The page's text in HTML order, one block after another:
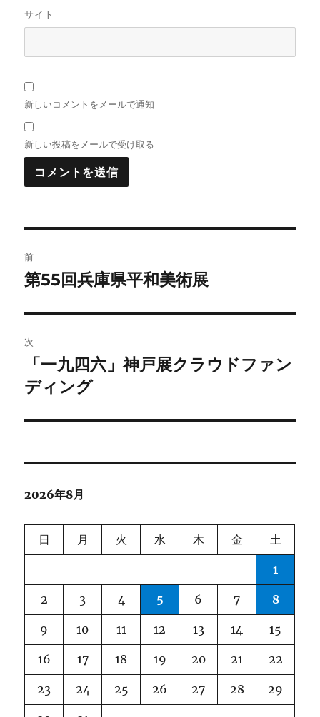
サイト
新しいコメントをメールで通知
新しい投稿をメールで受け取る
稿
ビ
ゲ
ー
シ
前
前
投
稿:
第55回兵庫県平和美術展
次
次
の
稿:
「一九四六」神戸展クラウドファン
ディング
2026年8月
日 月 火 水 木 金 土
1
2 3 4 5 6 7 8
9 10 11 12 13 14 15
16 17 18 19 20 21 22
23 24 25 26 27 28 29